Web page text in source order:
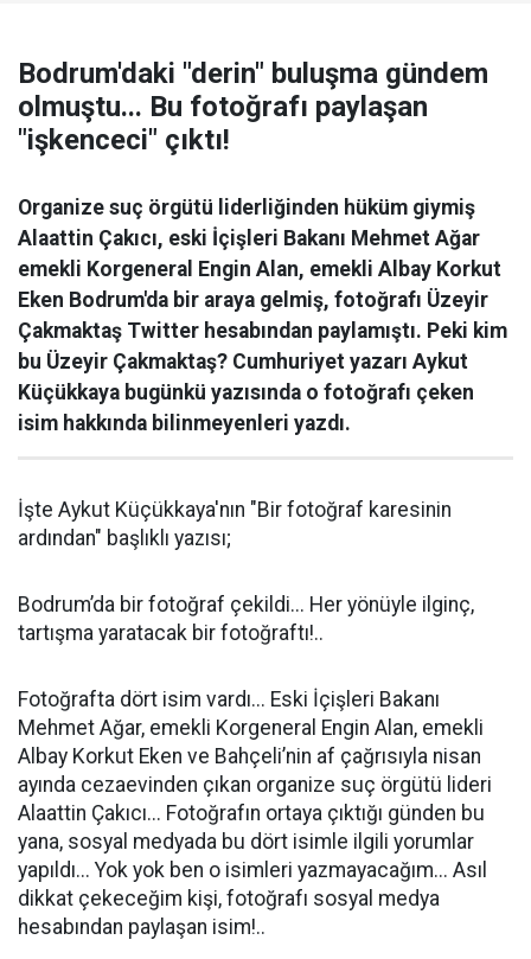
Bodrum'daki "derin" buluşma gündem
olmuştu... Bu fotoğrafı paylaşan
"işkenceci" çıktı!
Organize suç örgütü liderliğinden hüküm giymiş
Alaattin Çakıcı, eski İçişleri Bakanı Mehmet Ağar
emekli Korgeneral Engin Alan, emekli Albay Korkut
Eken Bodrum'da bir araya gelmiş, fotoğrafı Üzeyir
Çakmaktaş Twitter hesabından paylamıştı. Peki kim
bu Üzeyir Çakmaktaş? Cumhuriyet yazarı Aykut
Küçükkaya bugünkü yazısında o fotoğrafı çeken
isim hakkında bilinmeyenleri yazdı.
İşte Aykut Küçükkaya'nın "Bir fotoğraf karesinin
ardından" başlıklı yazısı;
Bodrum’da bir fotoğraf çekildi... Her yönüyle ilginç,
tartışma yaratacak bir fotoğraftı!..
Fotoğrafta dört isim vardı... Eski İçişleri Bakanı
Mehmet Ağar, emekli Korgeneral Engin Alan, emekli
Albay Korkut Eken ve Bahçeli’nin af çağrısıyla nisan
ayında cezaevinden çıkan organize suç örgütü lideri
Alaattin Çakıcı... Fotoğrafın ortaya çıktığı günden bu
yana, sosyal medyada bu dört isimle ilgili yorumlar
yapıldı... Yok yok ben o isimleri yazmayacağım... Asıl
dikkat çekeceğim kişi, fotoğrafı sosyal medya
hesabından paylaşan isim!..